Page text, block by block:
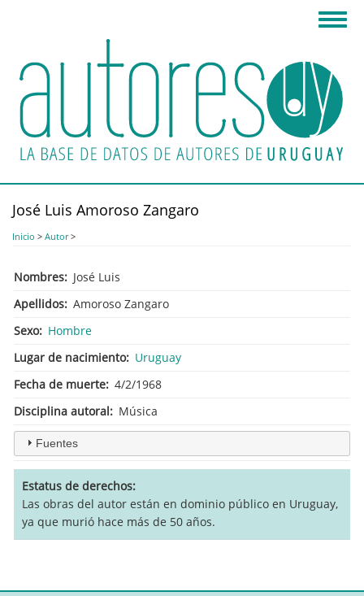
principal
José Luis Amoroso Zangaro
Inicio > Autor>
Nombres
José Luis
Apellidos Amoroso Zangaro
Sexo
Hombre
Lugar de nacimiento
Uruguay
Fecha de muerte 4/2/1968
Disciplina autoral
Música
Fuentes
Estatus de derechos
Las obras del autor están en dominio público en Uruguay,
ya que murió hace más de 50 años.